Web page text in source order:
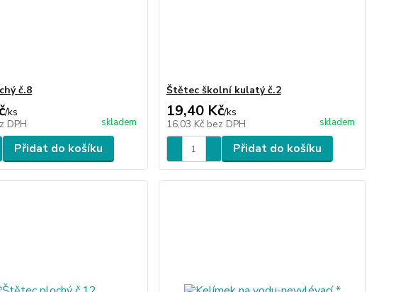
č.8
/ks
DPH skladem
Přidat do košíku
Štětec školní kulatý č.2
19,40 Kč/ks
16,03 Kč bez DPH skladem
Přidat do košíku